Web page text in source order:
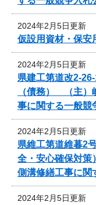
2024年2月5日更新
仮設用資材・保安
2024年2月5日更新
県建工第道改2-
（債務） （主
事に関する一般競
2024年2月5日更新
県維工第道維暮2
全・安心確保対
側溝修繕工事に関
2024年2月5日更新